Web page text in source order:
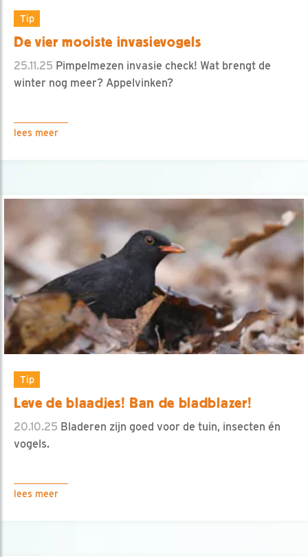
Tip
De vier mooiste invasievogels
25.11.25 Pimpelmezen invasie check! Wat brengt de
winter nog meer? Appelvinken?
lees meer
Tip
Leve de blaadjes! Ban de bladblazer!
20.10.25 Bladeren zijn goed voor de tuin, insecten én
vogels.
lees meer